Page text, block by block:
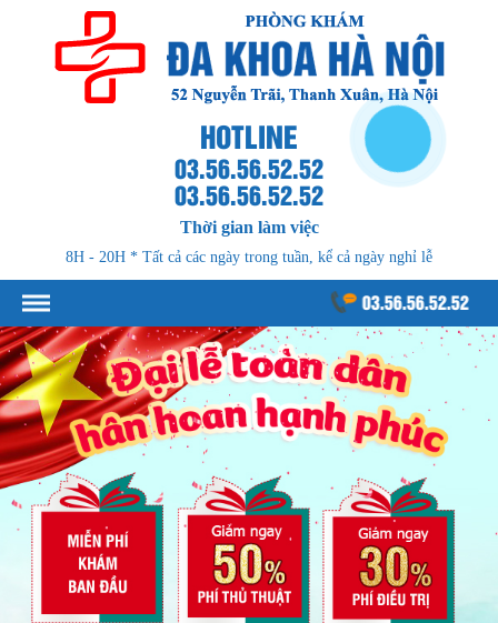
HOTLINE
03.56.56.52.52
03.56.56.52.52
Thời gian làm việc
8H - 20H * Tất cả các ngày trong tuần, kể cả ngày nghỉ lễ
03.56.56.52.52